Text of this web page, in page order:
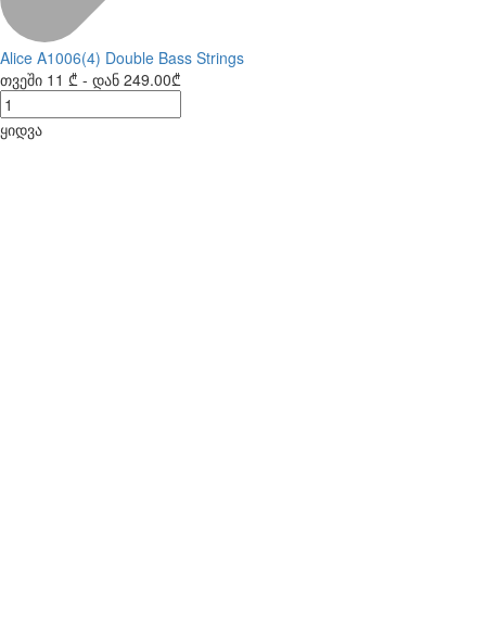
Alice A1006(4) Double Bass Strings
თვეში 11 ₾ - დან 249.00₾
ყიდვა